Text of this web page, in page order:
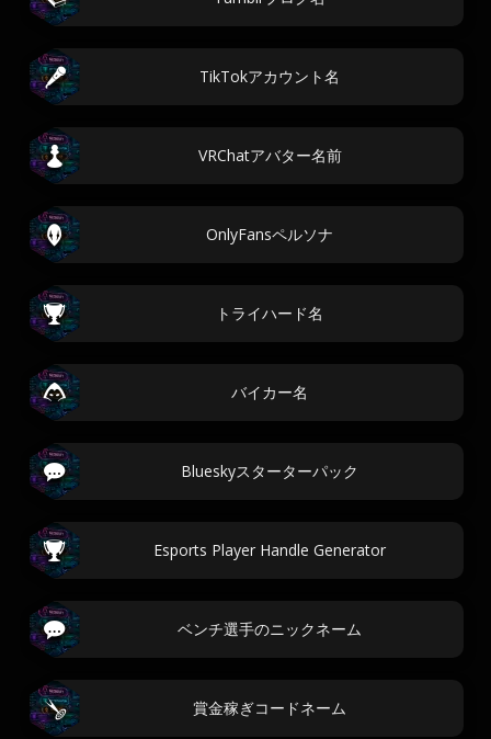
TikTokアカウント名
VRChatアバター名前
OnlyFansペルソナ
トライハード名
バイカー名
Blueskyスターターパック
Esports Player Handle Generator
ベンチ選手のニックネーム
賞金稼ぎコードネーム